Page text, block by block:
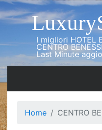
I migliori HOTEL
CENTRO
Last Minute
Home CENTRO